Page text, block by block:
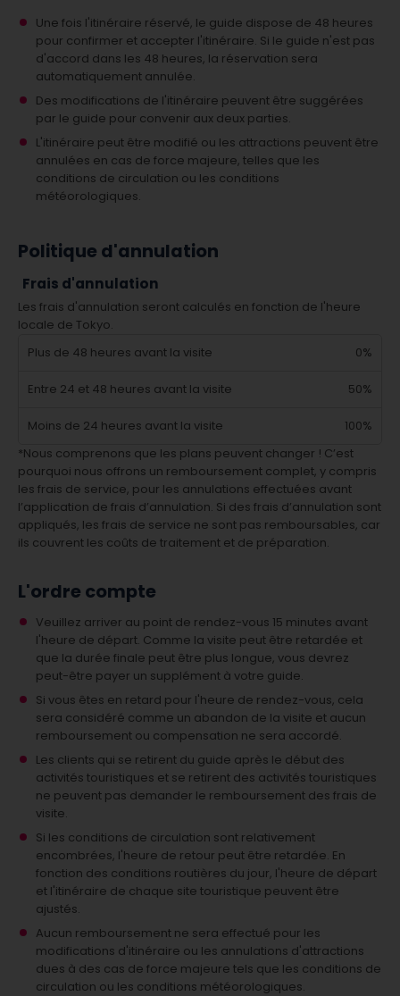
Une fois l'itinéraire réservé, le guide dispose de 48 heures
pour confirmer et accepter l'itinéraire. Si le guide n'est pas
d'accord dans les 48 heures, la réservation sera
automatiquement annulée.
Des modifications de l'itinéraire peuvent être suggérées
par le guide pour convenir aux deux parties.
L'itinéraire peut être modifié ou les attractions peuvent être
annulées en cas de force majeure, telles que les
conditions de circulation ou les conditions
météorologiques.
Politique d'annulation
Frais d'annulation
Les frais d'annulation seront calculés en fonction de l'heure
locale de Tokyo.
Plus de 48 heures avant la visite
0%
Entre 24 et 48 heures avant la visite 50%
Moins de 24 heures avant la visite
100%
*Nous comprenons que les plans peuvent changer ! C’est
pourquoi nous offrons un remboursement complet, y compris
les frais de service, pour les annulations effectuées avant
l’application de frais d’annulation. Si des frais d’annulation sont
appliqués, les frais de service ne sont pas remboursables, car
ils couvrent les coûts de traitement et de préparation.
L'ordre compte
Veuillez arriver au point de rendez-vous 15 minutes avant
l'heure de départ. Comme la visite peut être retardée et
que la durée finale peut être plus longue, vous devrez
peut-être payer un supplément à votre guide.
Si vous êtes en retard pour l'heure de rendez-vous, cela
sera considéré comme un abandon de la visite et aucun
remboursement ou compensation ne sera accordé.
Les clients qui se retirent du guide après le début des
activités touristiques et se retirent des activités touristiques
ne peuvent pas demander le remboursement des frais de
visite.
Si les conditions de circulation sont relativement
encombrées, l'heure de retour peut être retardée. En
fonction des conditions routières du jour, l'heure de départ
et l'itinéraire de chaque site touristique peuvent être
ajustés.
Aucun remboursement ne sera effectué pour les
modifications d'itinéraire ou les annulations d'attractions
dues à des cas de force majeure tels que les conditions de
circulation ou les conditions météorologiques.